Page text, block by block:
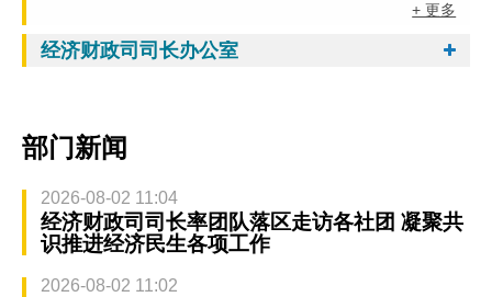
+ 更多
经济财政司司长办公室
部门新闻
2026-08-02 11:04
经济财政司司长率团队落区走访各社团 凝聚共
识推进经济民生各项工作
2026-08-02 11:02